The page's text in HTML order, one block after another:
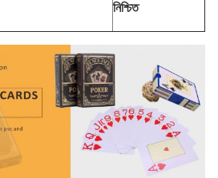
নিশ্চিত